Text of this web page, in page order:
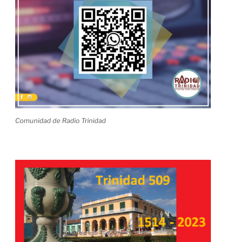
Comunidad de Radio Trinidad